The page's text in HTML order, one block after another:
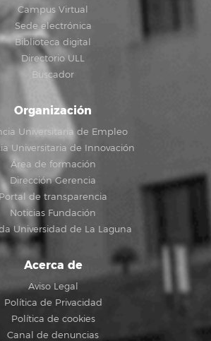
Campus Virtual
Sede electrónica
Biblioteca digital
Directorio ULL
Buscador
Organización
Universitaria de Empleo
Universitaria de Innovación
Área de formación
Dirección Gerencia
Portal de transparencia
Noticias Fundación
Universidad de La Laguna
Acerca de
Aviso Legal
Política de Privacidad
Política de cookies
Canal de denuncias